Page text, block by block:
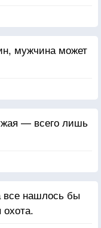
мужчина может
— всего лишь
нашлось бы